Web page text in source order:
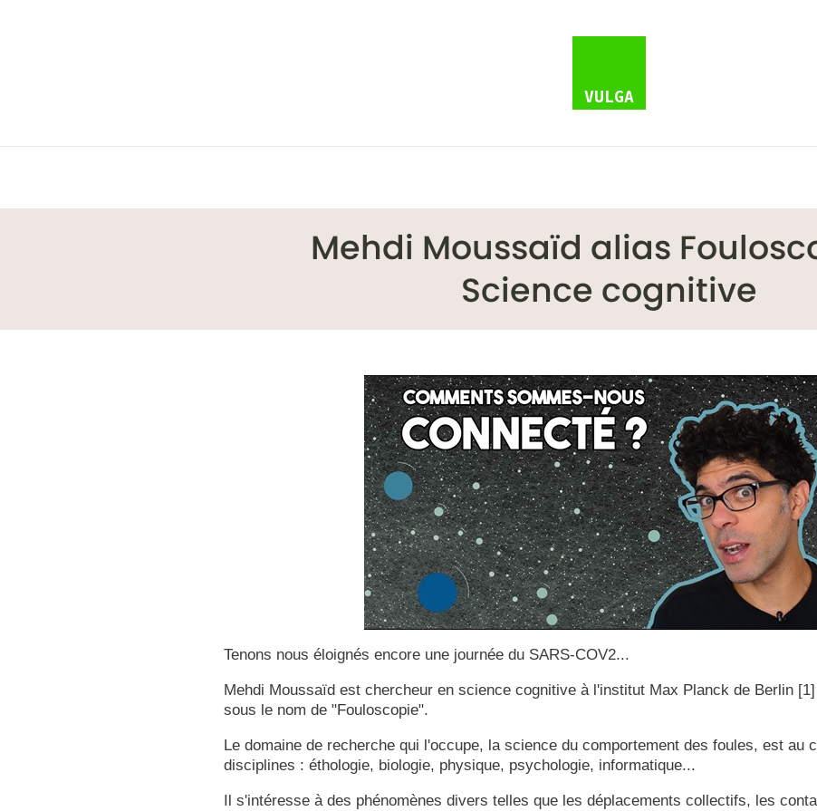
Mehdi Moussaïd alias
Science cognitive
Tenons nous éloignés encore une journée du SARS-COV2...
Mehdi Moussaïd est chercheur en science cognitive à l'institut Max Planck de Berlin
sous le nom de "Fouloscopie".
Le domaine de recherche qui l'occupe, la science du comportement des foules, est au
disciplines : éthologie, biologie, physique, psychologie, informatique...
Il s'intéresse à des phénomènes divers telles que les déplacements collectifs, les